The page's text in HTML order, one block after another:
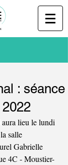
: séance
lieu le lundi
salle
Gabrielle
4C - Moustier-